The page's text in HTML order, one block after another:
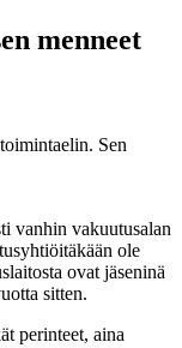
menneet
Sen
vanhin vakuutusalan
ole
ovat jäseninä
sitten.
perinteet, aina